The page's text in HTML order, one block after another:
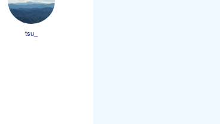
tsu_